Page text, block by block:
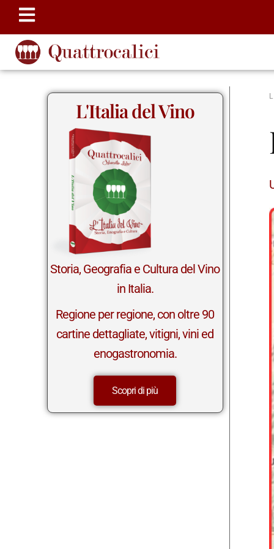
L'Italia del Vino
Storia, Geografia e Cultura del Vino
in Italia.
Regione per regione, con oltre 90
cartine dettagliate, vitigni, vini ed
enogastronomia.
Scopri di più